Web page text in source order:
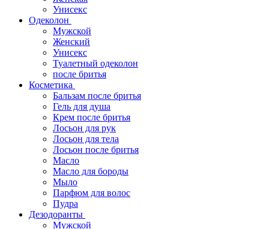
Унисекс
Одеколон
Мужской
Женский
Унисекс
Туалетный одеколон
после бритья
Косметика
Бальзам после бритья
Гель для душа
Крем после бритья
Лосьон для рук
Лосьон для тела
Лосьон после бритья
Масло
Масло для бороды
Мыло
Парфюм для волос
Пудра
Дезодоранты
Мужской